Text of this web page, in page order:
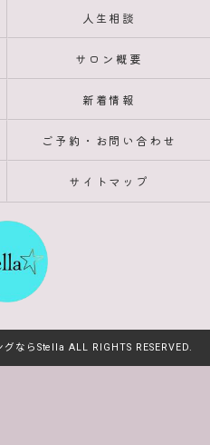
人生相談
サロン概要
新着情報
ご予約・お問い合わせ
サイトマップ
ならStella ALL RIGHTS RESERVED.